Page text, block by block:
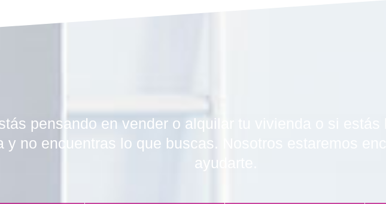
pensando en vender o alquilar tu vivienda o si estás
y no encuentras lo que buscas. Nosotros estaremos
ayudarte.